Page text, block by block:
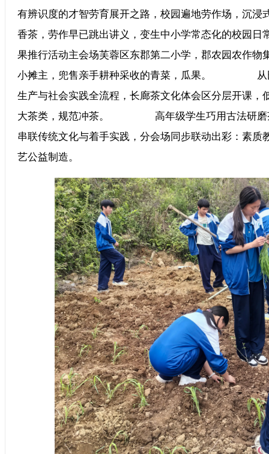
有辨识度的才智劳育展开之路，校园遍地劳作场，沉浸
香茶，劳作早已跳出讲义，变生中小学常态化的
果推行活动主会场芙蓉区东郡第二小学，郡农园农作物
小摊主，兜售亲手耕种采收的青菜，瓜果。 从田
生产与社会实践全流程，长廊茶文化体会区分层开课，
大茶类，规范冲茶。 高年级学生巧用古法研磨茶
串联传统文化与着手实践，分会场同步联动出彩：素质
艺公益制造。